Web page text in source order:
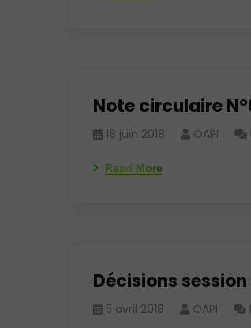
Note circulaire
18 juin 2018 OAPI
Read More
Décisions
5 avril 2018 OAPI